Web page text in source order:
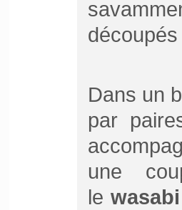
Dans un
par
une
lewasabi